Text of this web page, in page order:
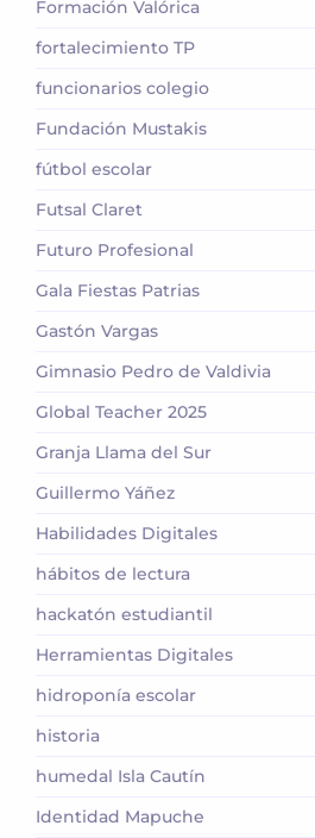
Formación Valórica
fortalecimiento TP
funcionarios colegio
Fundación Mustakis
fútbol escolar
Futsal Claret
Futuro Profesional
Gala Fiestas Patrias
Gastón Vargas
Gimnasio Pedro de Valdivia
Global Teacher 2025
Granja Llama del Sur
Guillermo Yáñez
Habilidades Digitales
hábitos de lectura
hackatón estudiantil
Herramientas Digitales
hidroponía escolar
historia
humedal Isla Cautín
Identidad Mapuche